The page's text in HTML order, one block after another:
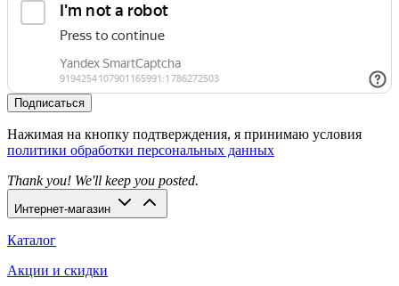
Подписаться
Нажимая на кнопку подтверждения, я принимаю условия
политики обработки персональных данных
Thank you! We'll keep you posted.
Интернет-магазин
Каталог
Акции и скидки